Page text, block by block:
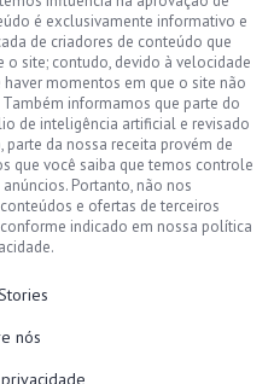
é exclusivamente informativo e
de criadores de conteúdo que
site; contudo, devido à velocidade
momentos em que o site não
informamos que parte do
de inteligência artificial e revisado
da nossa receita provém de
que você saiba que temos controle
Portanto, não nos
e ofertas de terceiros
indicado em nossa política
nós